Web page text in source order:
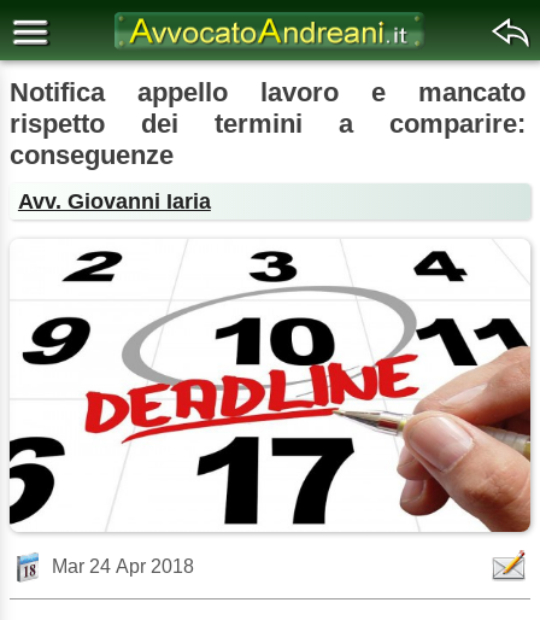
Notifica appello lavoro e mancato
rispetto dei termini a comparire:
conseguenze
Avv. Giovanni Iaria
Mar 24 Apr 2018